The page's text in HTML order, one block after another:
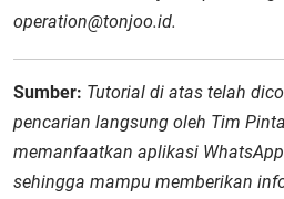
operation@tonjoo.id.
Sumber: Tutorial di atas telah
pencarian langsung oleh Tim
memanfaatkan aplikasi
sehingga mampu memberikan